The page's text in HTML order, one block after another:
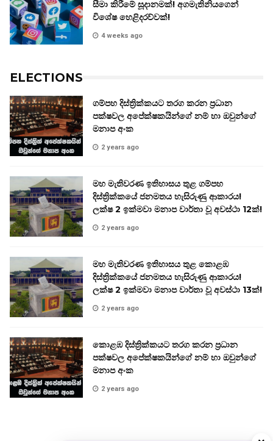
සීමා කිරීමේ සූදානමක්! අගමැතිනියගෙන්
විශේෂ හෙළිදරව්වක්!
4 weeks ago
ELECTIONS
ගම්පහ දිස්ත්‍රික්කයට තරග කරන ප්‍රධාන
පක්ෂවල අපේක්ෂකයින්ගේ නම් හා ඔවුන්ගේ
මනාප අංක
2 years ago
මහ මැතිවරණ ඉතිහාසය තුළ ගම්පහ
දිස්ත්‍රික්කයේ ජනමතය හැසිරුණු ආකාරය!
ලක්ෂ 2 ඉක්මවා මනාප වාර්තා වූ අවස්ථා 12ක්!
2 years ago
මහ මැතිවරණ ඉතිහාසය තුළ කොළඹ
දිස්ත්‍රික්කයේ ජනමතය හැසිරුණු ආකාරය!
ලක්ෂ 2 ඉක්මවා මනාප වාර්තා වූ අවස්ථා 13ක්!
2 years ago
කොළඹ දිස්ත්‍රික්කයට තරග කරන ප්‍රධාන
පක්ෂවල අපේක්ෂකයින්ගේ නම් හා ඔවුන්ගේ
මනාප අංක
2 years ago